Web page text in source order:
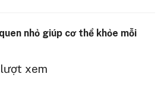
nhỏ giúp cơ thể khỏe mỗi
xem